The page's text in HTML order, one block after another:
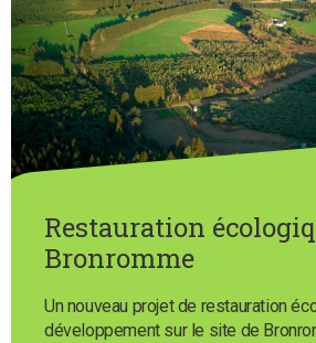
Restauration
Bronromme
Un nouveau projet de restauration
développement sur le site de